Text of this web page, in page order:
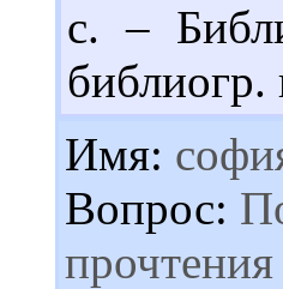
с. –
Имя:
Вопрос: